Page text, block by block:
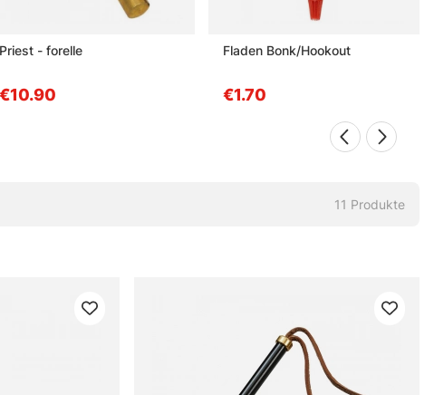
Priest - forelle
€10.90
Fladen Bonk/Hookout
€1.70
11 Produkte